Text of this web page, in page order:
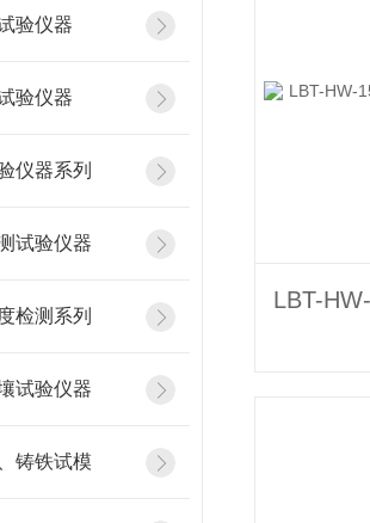
验仪器
验仪器
仪器系列
试验仪器
检测系列
试验仪器
铸铁试模